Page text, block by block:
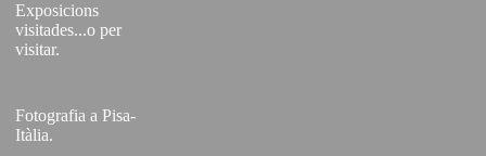
Exposicions
visitades...o per
visitar.
Fotografia a Pisa-
Itàlia.